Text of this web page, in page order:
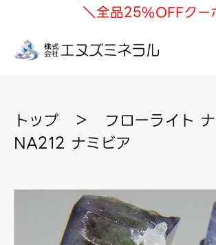
＼全品25%OFFク
トップ ＞ フローライト
NA212 ナミビア